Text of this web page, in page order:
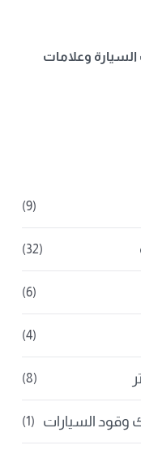
وعلامات
(9)
(32)
(6)
(4)
(8)
السيارات (1)